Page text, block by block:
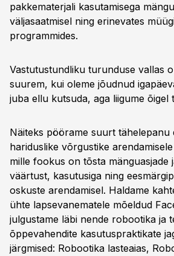
pakkematerjali kasutamisega
väljasaatmisel ning erinevates
programmides.
Vastutustundliku turunduse vallas
suurem, kui oleme jõudnud
juba ellu kutsuda, aga liigume õigel
Näiteks pöörame suurt tähelepanu
hariduslike võrgustike
mille fookus on tõsta mänguasjade
väärtust, kasutusiga ning
oskuste arendamisel. Haldame
ühte lapsevanematele mõeldud
julgustame läbi nende robootika ja
õppevahendite kasutuspraktikate
järgmised: Robootika lasteaias,